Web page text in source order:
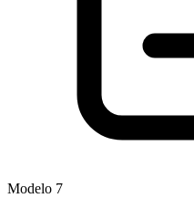
Modelo 7